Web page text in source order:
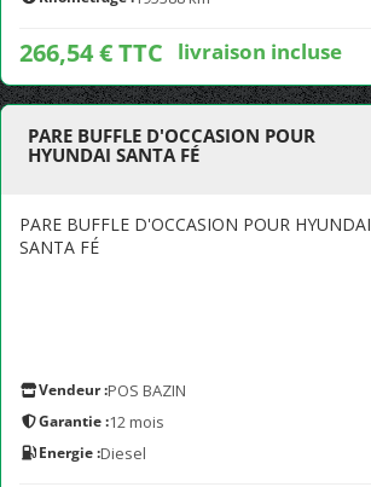
266,54 € TTC livraison incluse
PARE BUFFLE D'OCCASION POUR
HYUNDAI SANTA FÉ
PARE BUFFLE D'OCCASION POUR HYUNDAI
SANTA FÉ
Vendeur :POS BAZIN
Garantie :12 mois
Energie :Diesel